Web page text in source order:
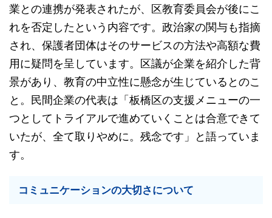
業との連携が発表されたが、区教育委員会が後にこ
れを否定したという内容です。政治家の関与も指摘
され、保護者団体はそのサービスの方法や高額な費
用に疑問を呈しています。区議が企業を紹介した背
景があり、教育の中立性に懸念が生じているとのこ
と。民間企業の代表は「板橋区の支援メニューの一
つとしてトライアルで進めていくことは合意できて
いたが、全て取りやめに。残念です」と語っていま
す。
コミュニケーションの大切さについて